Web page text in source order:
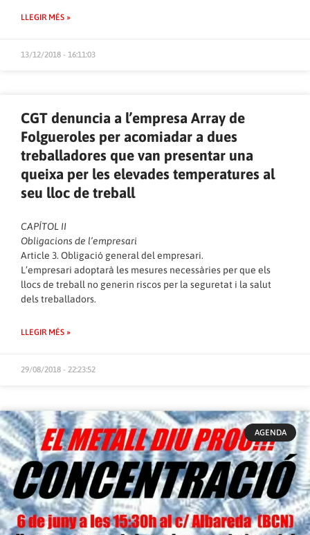
LLEGIR MÉS »
13/12/2018 - 16:11:03
CGT denuncia a l’empresa Array de
Folgueroles per acomiadar a dues
treballadores que van presentar una
queixa per les elevades temperatures al
seu lloc de treball
CAPÍTOL II
Obligacions de l’empresari
Article 3. Obligació general del empresari.
L’empresari adoptarà les mesures necessàries per que els
llocs de treball no generin riscos per la seguretat i la salut
dels treballadors.
LLEGIR MÉS »
29/08/2018 - 22:23:52
AGENDA